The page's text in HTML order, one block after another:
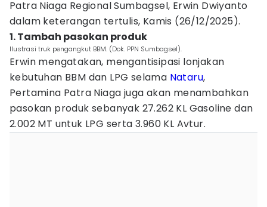
Patra Niaga Regional Sumbagsel, Erwin Dwiyanto
dalam keterangan tertulis, Kamis (26/12/2025).
1. Tambah pasokan produk
Ilustrasi truk pengangkut BBM. (Dok. PPN Sumbagsel).
Erwin mengatakan, mengantisipasi lonjakan
kebutuhan BBM dan LPG selama Nataru,
Pertamina Patra Niaga juga akan menambahkan
pasokan produk sebanyak 27.262 KL Gasoline dan
2.002 MT untuk LPG serta 3.960 KL Avtur.